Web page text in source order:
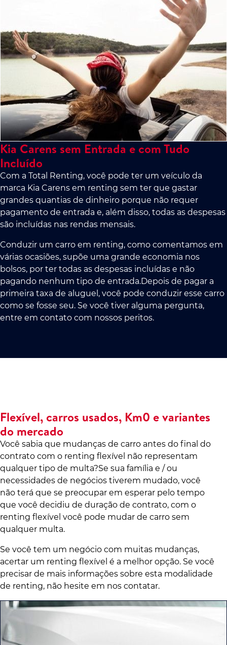
Kia Carens sem Entrada e com Tudo
Incluído
Com a Total Renting, você pode ter um veículo da
marca Kia Carens em renting sem ter que gastar
grandes quantias de dinheiro porque não requer
pagamento de entrada e, além disso, todas as despesas
são incluídas nas rendas mensais.
Conduzir um carro em renting, como comentamos em
várias ocasiões, supõe uma grande economia nos
bolsos, por ter todas as despesas incluídas e não
pagando nenhum tipo de entrada.Depois de pagar a
primeira taxa de aluguel, você pode conduzir esse carro
como se fosse seu. Se você tiver alguma pergunta,
entre em contato com nossos peritos.
Flexível, carros usados, Km0 e variantes
do mercado
Você sabia que mudanças de carro antes do final do
contrato com o renting flexível não representam
qualquer tipo de multa?Se sua família e / ou
necessidades de negócios tiverem mudado, você
não terá que se preocupar em esperar pelo tempo
que você decidiu de duração de contrato, com o
renting flexível você pode mudar de carro sem
qualquer multa.
Se você tem um negócio com muitas mudanças,
acertar um renting flexível é a melhor opção. Se você
precisar de mais informações sobre esta modalidade
de renting, não hesite em nos contatar.